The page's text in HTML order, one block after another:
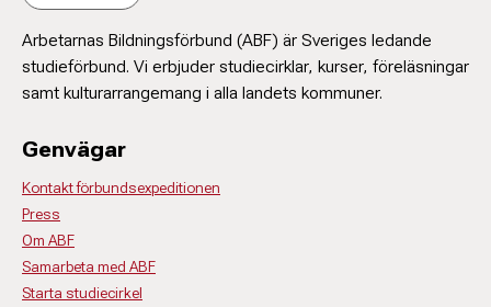
Arbetarnas Bildningsförbund (ABF) är Sveriges ledande
studieförbund. Vi erbjuder studiecirklar, kurser, föreläsningar
samt kulturarrangemang i alla landets kommuner.
Genvägar
Kontakt förbundsexpeditionen
Press
Om ABF
Samarbeta med ABF
Starta studiecirkel